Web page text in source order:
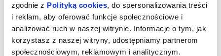
zgodnie z Polityką cookies , do spersonalizowania treści
i reklam, aby oferować funkcje społecznościowe i
analizować ruch w naszej witrynie. Informacje o tym, jak
korzystasz z naszej witryny, udostępniamy partnerom
społecznościowym, reklamowym i analitycznym.